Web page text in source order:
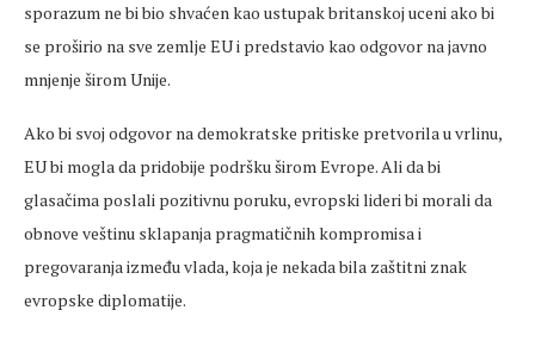
sporazum ne bi bio shvaćen kao ustupak britanskoj uceni ako bi
se proširio na sve zemlje EU i predstavio kao odgovor na javno
mnjenje širom Unije.
Ako bi svoj odgovor na demokratske pritiske pretvorila u vrlinu,
EU bi mogla da pridobije podršku širom Evrope. Ali da bi
glasačima poslali pozitivnu poruku, evropski lideri bi morali da
obnove veštinu sklapanja pragmatičnih kompromisa i
pregovaranja između vlada, koja je nekada bila zaštitni znak
evropske diplomatije.